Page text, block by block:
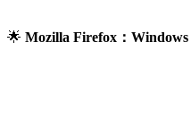
🌟 Mozilla Firefox：